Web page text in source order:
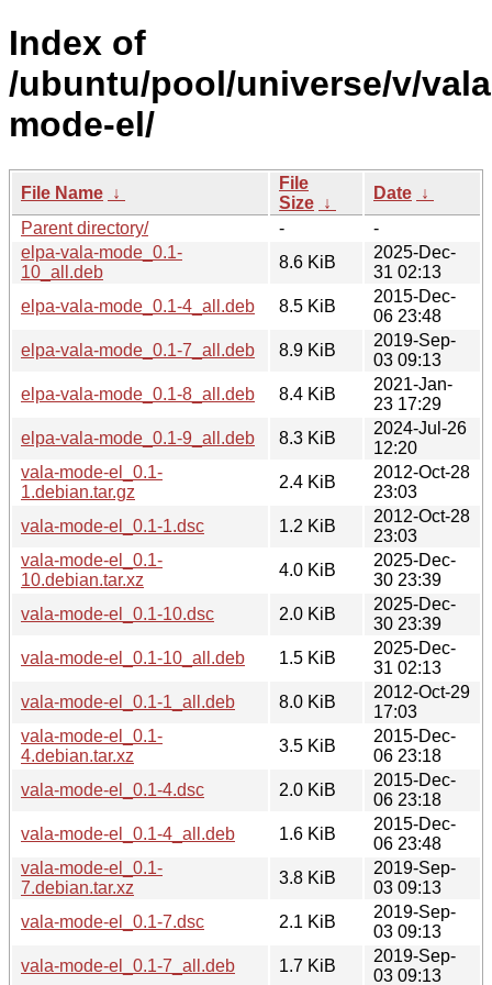
Index of
/ubuntu/pool/universe/v/
mode-el/
File Name ↓
File
Size ↓
Date ↓
Parent directory/
-
-
elpa-vala-mode_0.1-
10_all.deb
8.6 KiB
2025-Dec-
31 02:13
elpa-vala-mode_0.1-4_all.deb
8.5 KiB
2015-Dec-
06 23:48
elpa-vala-mode_0.1-7_all.deb
8.9 KiB
2019-Sep-
03 09:13
elpa-vala-mode_0.1-8_all.deb
8.4 KiB
2021-Jan-
23 17:29
elpa-vala-mode_0.1-9_all.deb
8.3 KiB
2024-Jul-26
12:20
vala-mode-el_0.1-
1.debian.tar.gz
2.4 KiB
2012-Oct-28
23:03
vala-mode-el_0.1-1.dsc
1.2 KiB
2012-Oct-28
23:03
vala-mode-el_0.1-
10.debian.tar.xz
4.0 KiB
2025-Dec-
30 23:39
vala-mode-el_0.1-10.dsc
2.0 KiB
2025-Dec-
30 23:39
vala-mode-el_0.1-10_all.deb
1.5 KiB
2025-Dec-
31 02:13
vala-mode-el_0.1-1_all.deb
8.0 KiB
2012-Oct-29
17:03
vala-mode-el_0.1-
4.debian.tar.xz
3.5 KiB
2015-Dec-
06 23:18
vala-mode-el_0.1-4.dsc
2.0 KiB
2015-Dec-
06 23:18
vala-mode-el_0.1-4_all.deb
1.6 KiB
2015-Dec-
06 23:48
vala-mode-el_0.1-
7.debian.tar.xz
3.8 KiB
2019-Sep-
03 09:13
vala-mode-el_0.1-7.dsc
2.1 KiB
2019-Sep-
03 09:13
vala-mode-el_0.1-7_all.deb
1.7 KiB
2019-Sep-
03 09:13